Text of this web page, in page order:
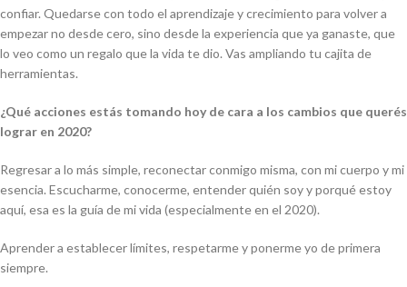
confiar. Quedarse con todo el aprendizaje y crecimiento para volver a
empezar no desde cero, sino desde la experiencia que ya ganaste, que
lo veo como un regalo que la vida te dio. Vas ampliando tu cajita de
herramientas.
¿Qué acciones estás tomando hoy de cara a los cambios que querés
lograr en 2020?
Regresar a lo más simple, reconectar conmigo misma, con mi cuerpo y mi
esencia. Escucharme, conocerme, entender quién soy y porqué estoy
aquí, esa es la guía de mi vida (especialmente en el 2020).
Aprender a establecer límites, respetarme y ponerme yo de primera
siempre.